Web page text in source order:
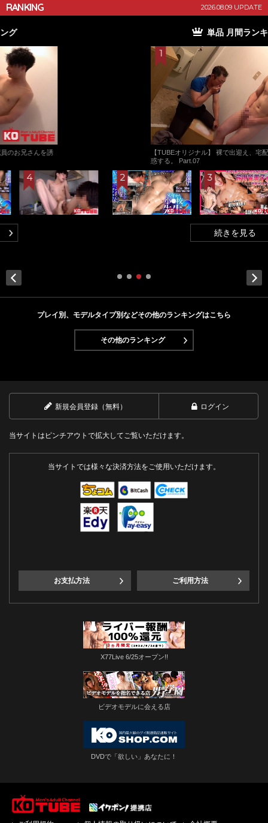
RANKING 2026.08.09 UPDATE
【TUBEオリジナル】 裸で出迎え、宅配員のお兄さんを誘
プレイ別、モデルタイプ別などその他のランキングはこちら
その他のランキング
新規会員登録（無料） ログイン
当サイトはピンチアウトで拡大してご覧いただけます。
当サイトでは様々な決済方法をご使用いただけます。
お支払方法 ご利用方法
X77Live 6/25オープン!!
ビデオモデルに会える店
DVDで「欲しい」あなたに！